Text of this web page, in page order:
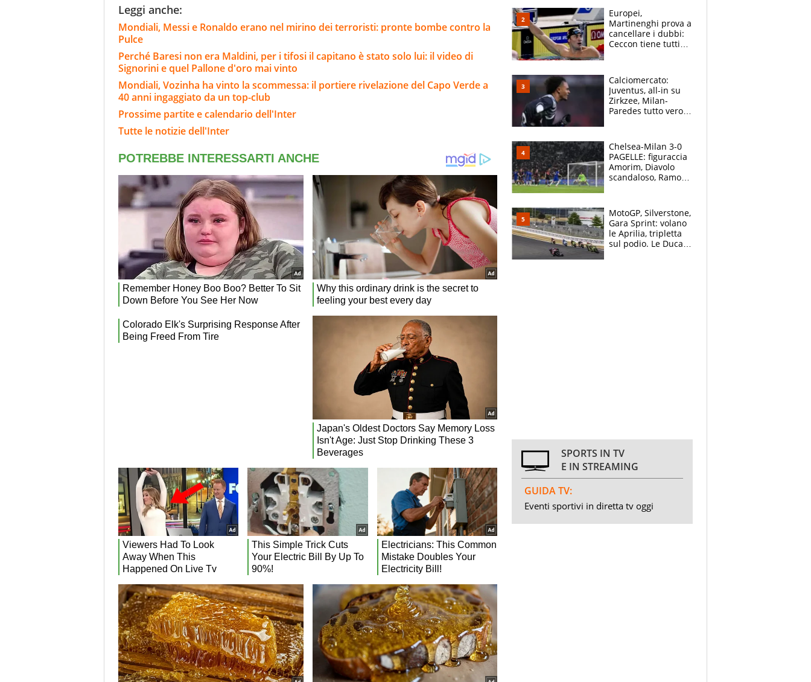
Leggi anche:
Mondiali, Messi e Ronaldo erano nel mirino dei terroristi: pronte bombe contro la
Pulce
Perché Baresi non era Maldini, per i tifosi il capitano è stato solo lui: il video di
Signorini e quel Pallone d'oro mai vinto
Mondiali, Vozinha ha vinto la scommessa: il portiere rivelazione del Capo Verde a
40 anni ingaggiato da un top-club
Prossime partite e calendario dell'Inter
Tutte le notizie dell'Inter
Europei,
Martinenghi prova a
cancellare i dubbi:
Ceccon tiene tutti
Curtis
Calciomercato:
Juventus, all-in su
Zirkzee, Milan-
Paredes tutto vero,
Chelsea-Milan 3-0
PAGELLE: figuraccia
Amorim, Diavolo
scandaloso, Ramos
MotoGP, Silverstone,
Gara Sprint: volano
le Aprilia, tripletta
sul podio. Le Ducati
SPORTS IN TV
E IN STREAMING
GUIDA TV:
Eventi sportivi in diretta tv oggi